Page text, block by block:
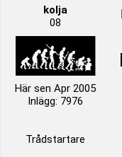
kolja
08
Här sen Apr 2005
Inlägg: 7976
Trådstartare